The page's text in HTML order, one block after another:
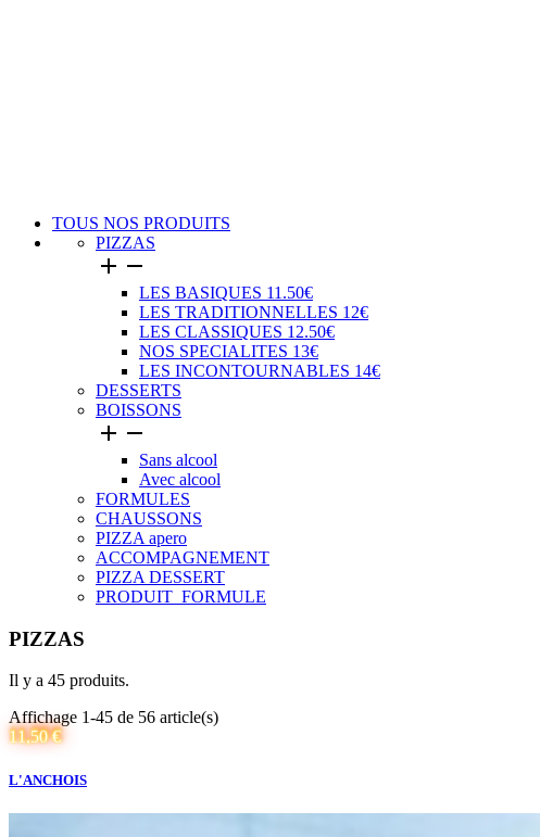
TOUS NOS PRODUITS
PIZZAS
 
LES BASIQUES 11.50€
LES TRADITIONNELLES 12€
LES CLASSIQUES 12.50€
NOS SPECIALITES 13€
LES INCONTOURNABLES 14€
DESSERTS
BOISSONS
 
Sans alcool
Avec alcool
FORMULES
CHAUSSONS
PIZZA apero
ACCOMPAGNEMENT
PIZZA DESSERT
PRODUIT_FORMULE
PIZZAS
Il y a 45 produits.
Affichage 1-45 de 56 article(s)
11,50 €
L'ANCHOIS